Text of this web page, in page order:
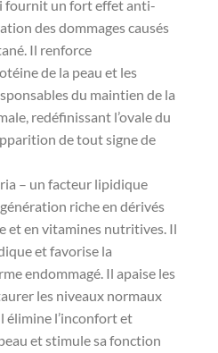
fournit un fort effet anti-
des dommages causés
Il renforce
de la peau et les
du maintien de la
redéfinissant l’ovale du
de tout signe de
– un facteur lipidique
riche en dérivés
et en vitamines nutritives. Il
et favorise la
endommagé. Il apaise les
les niveaux normaux
élimine l’inconfort et
et stimule sa fonction